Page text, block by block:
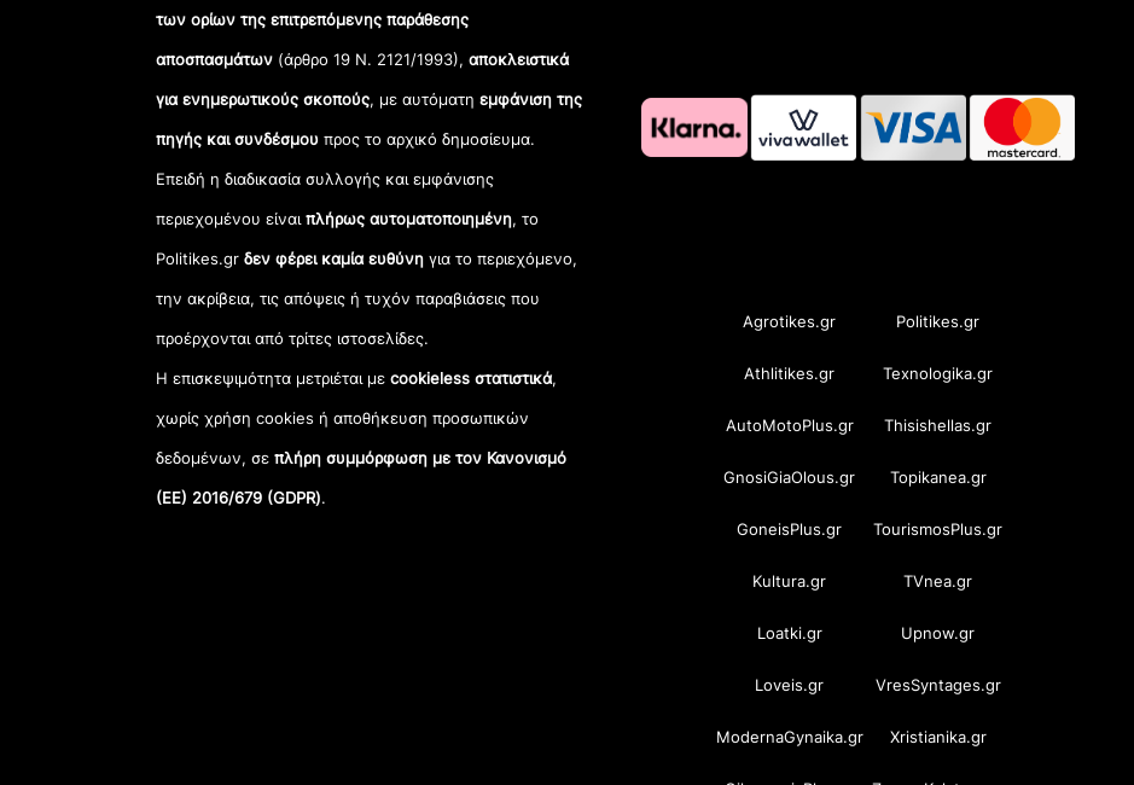
των ορίων της επιτρεπόμενης παράθεσης
αποσπασμάτων (άρθρο 19 Ν. 2121/1993), αποκλειστικά
για ενημερωτικούς σκοπούς, με αυτόματηεμφάνιση της
πηγής και συνδέσμου προς το αρχικό δημοσίευμα.
Επειδή η διαδικασία συλλογής και εμφάνισης
περιεχομένου είναιπλήρως αυτοματοποιημένη, το
Politikes.grδεν φέρει καμία ευθύνη για το περιεχόμενο,
την ακρίβεια, τις απόψεις ή τυχόν παραβιάσεις που
προέρχονται από τρίτες ιστοσελίδες.
Η επισκεψιμότητα μετριέται μεcookieless στατιστικά,
χωρίς χρήση cookies ή αποθήκευση προσωπικών
δεδομένων, σεπλήρη συμμόρφωση με τον Κανονισμό
(ΕΕ) 2016/679 (GDPR).
Agrotikes.gr Politikes.gr
Athlitikes.gr Texnologika.gr
AutoMotoPlus.gr Thisishellas.gr
GnosiGiaOlous.gr Topikanea.gr
GoneisPlus.gr TourismosPlus.gr
Kultura.gr TVnea.gr
Loatki.gr Upnow.gr
Loveis.gr VresSyntages.gr
ModernaGynaika.gr Xristianika.gr